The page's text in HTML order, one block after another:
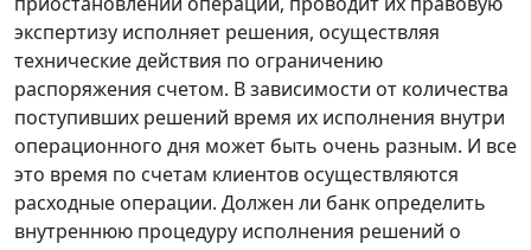
экспертизу исполняет решения, осуществляя
технические действия по ограничению
распоряжения счетом. В зависимости от количества
поступивших решений время их исполнения внутри
операционного дня может быть очень разным. И все
это время по счетам клиентов осуществляются
расходные операции. Должен ли банк определить
внутреннюю процедуру исполнения решений о